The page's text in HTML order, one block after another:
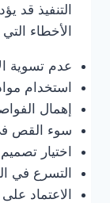
التنفيذ قد
الأخطاء
عدم تسوية
استخدام
إهمال
سوء القص
اختيار
التسرع في
الاعتماد